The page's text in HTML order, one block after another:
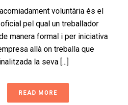
voluntària és el
pel qual un treballador
manera formal i per iniciativa
allà on treballa que
la seva [...]
READ MORE